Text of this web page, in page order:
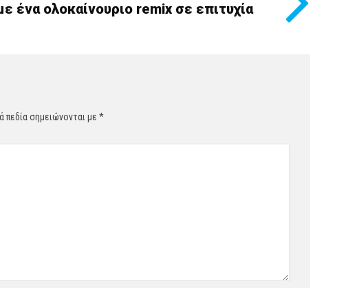
ένα ολοκαίνουριο remix σε επιτυχία
πεδία σημειώνονται με *